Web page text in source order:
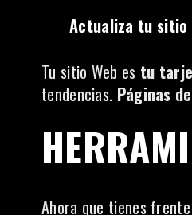
Actualiza tu sitio
Tu sitio Web es tu
tendencias. Páginas
Ahora que tienes